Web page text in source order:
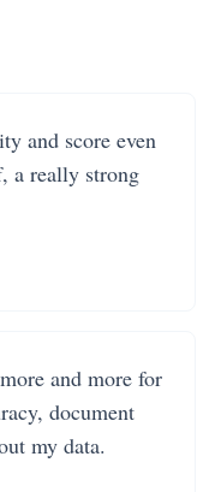
and score even
a really strong
and more for
document
my data.